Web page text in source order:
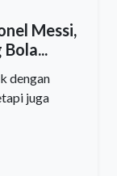
Messi,
dengan
juga